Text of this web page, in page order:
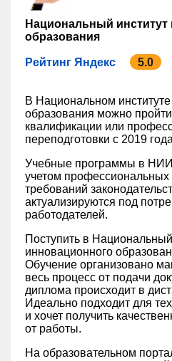
Национальный
образования
Рейтинг Яндекс 5.0
В Национальном
образования можно
квалификации или
переподготовки с 2019
Учебные программы в
учетом профессиональных
требований
актуализируются под
работодателей.
Поступить в Национальный
инновационного
Обучение организовано
весь процесс от подачи
диплома происходит в
Идеально подходит для
и хочет получить
от работы.
На образовательном